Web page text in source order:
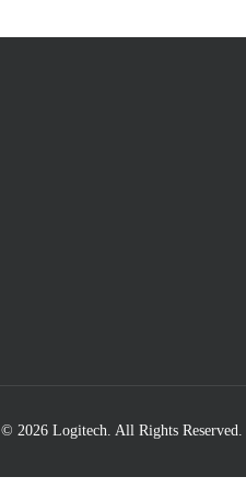
© 2026 Logitech. All Rights Reserved.